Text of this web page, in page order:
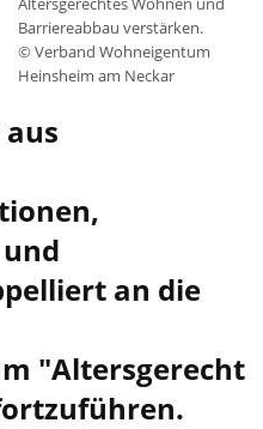
Barriereabbau verstärken.
© Verband Wohneigentum
Heinsheim am Neckar
an die
"Altersgerecht